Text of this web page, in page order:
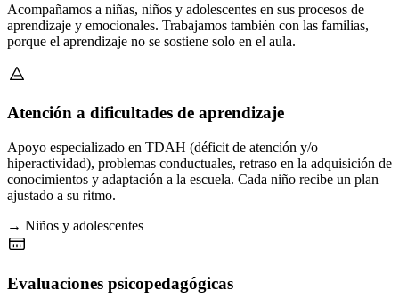
Acompañamos a niñas, niños y adolescentes en sus procesos de
aprendizaje y emocionales. Trabajamos también con las familias,
porque el aprendizaje no se sostiene solo en el aula.
Atención a dificultades de aprendizaje
Apoyo especializado en TDAH (déficit de atención y/o
hiperactividad), problemas conductuales, retraso en la adquisición de
conocimientos y adaptación a la escuela. Cada niño recibe un plan
ajustado a su ritmo.
→ Niños y adolescentes
Evaluaciones psicopedagógicas